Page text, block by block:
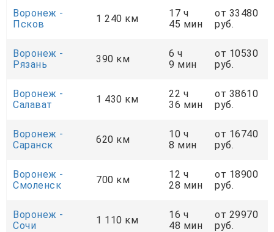
Воронеж -
Псков
1 240 км
17 ч
45 мин
от 33480
руб.
Воронеж -
Рязань
390 км
6 ч
9 мин
от 10530
руб.
Воронеж -
Салават
1 430 км
22 ч
36 мин
от 38610
руб.
Воронеж -
Саранск
620 км
10 ч
8 мин
от 16740
руб.
Воронеж -
Смоленск
700 км
12 ч
28 мин
от 18900
руб.
Воронеж -
Сочи
1 110 км
16 ч
48 мин
от 29970
руб.